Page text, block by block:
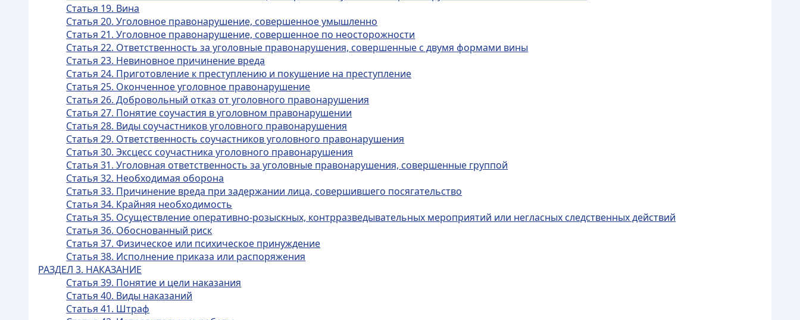
Статья 19. Вина
Статья 20. Уголовное правонарушение, совершенное умышленно
Статья 21. Уголовное правонарушение, совершенное по неосторожности
Статья 22. Ответственность за уголовные правонарушения, совершенные с двумя формами вины
Статья 23. Невиновное причинение вреда
Статья 24. Приготовление к преступлению и покушение на преступление
Статья 25. Оконченное уголовное правонарушение
Статья 26. Добровольный отказ от уголовного правонарушения
Статья 27. Понятие соучастия в уголовном правонарушении
Статья 28. Виды соучастников уголовного правонарушения
Статья 29. Ответственность соучастников уголовного правонарушения
Статья 30. Эксцесс соучастника уголовного правонарушения
Статья 31. Уголовная ответственность за уголовные правонарушения, совершенные группой
Статья 32. Необходимая оборона
Статья 33. Причинение вреда при задержании лица, совершившего посягательство
Статья 34. Крайняя необходимость
Статья 35. Осуществление оперативно-розыскных, контрразведывательных мероприятий или негласных следственных действий
Статья 36. Обоснованный риск
Статья 37. Физическое или психическое принуждение
Статья 38. Исполнение приказа или распоряжения
РАЗДЕЛ 3. НАКАЗАНИЕ
Статья 39. Понятие и цели наказания
Статья 40. Виды наказаний
Статья 41. Штраф